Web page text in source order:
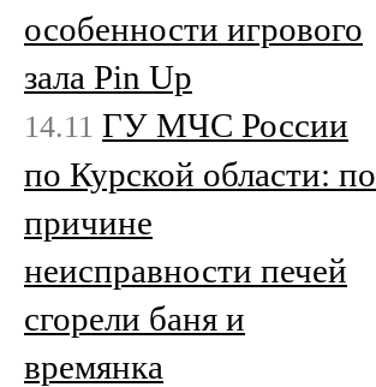
особенности игрового
зала Pin Up
14.11 ГУ МЧС России
по Курской области: по
причине
неисправности печей
сгорели баня и
времянка